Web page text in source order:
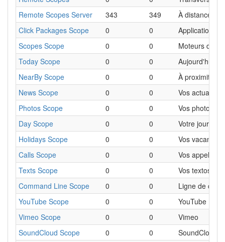
Remote Scopes Server
343 349
À distance
Click Packages Scope
0 0
Applications
Scopes Scope
0 0
Moteurs de
Today Scope
0 0
Aujourd'hui
NearBy Scope
0 0
À proximité
News Scope
0 0
Vos actualités
Photos Scope
0 0
Vos photos
Day Scope
0 0
Votre journée
Holidays Scope
0 0
Vos vacances
Calls Scope
0 0
Vos appels
Texts Scope
0 0
Vos textos
Command Line Scope
0 0
Ligne de
YouTube Scope
0 0
YouTube
Vimeo Scope
0 0
Vimeo
SoundCloud Scope
0 0
SoundCloud